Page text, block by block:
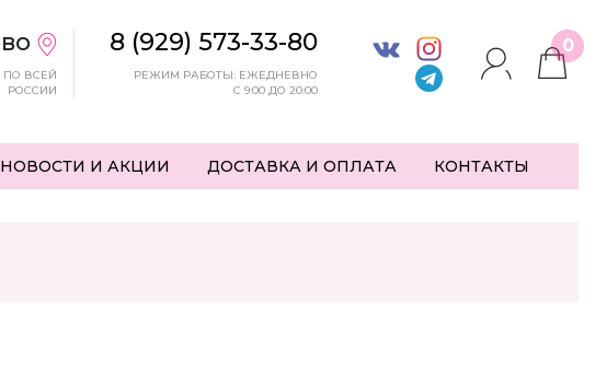
ПО ВСЕЙ
РОССИИ
8 (929) 573-33-80
РЕЖИМ РАБОТЫ: ЕЖЕДНЕВНО
С 9:00 ДО 20:00
0
НОВОСТИ И АКЦИИ ДОСТАВКА И ОПЛАТА КОНТАКТЫ